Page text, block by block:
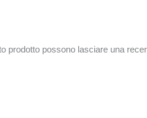
prodotto possono lasciare una